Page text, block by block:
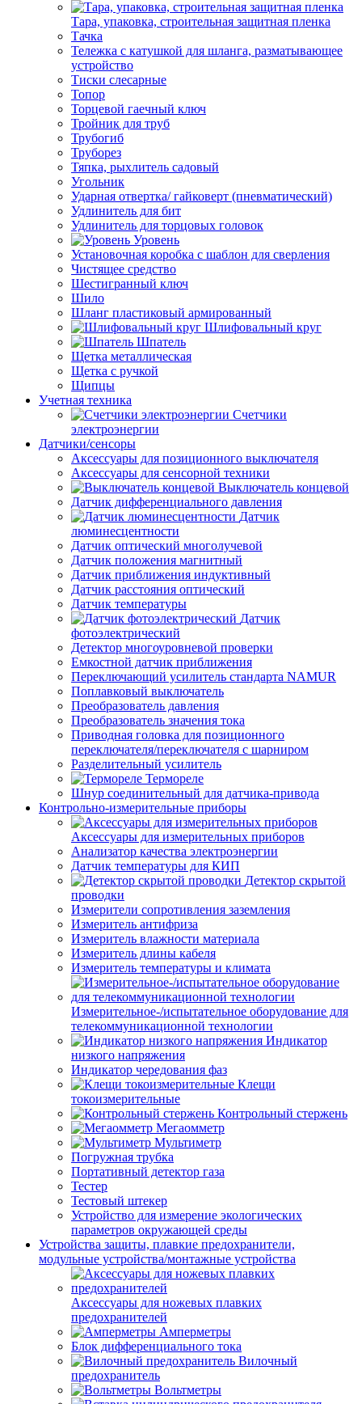
Тара, упаковка, строительная защитная пленка
Тачка
Тележка с катушкой для шланга, разматывающее
устройство
Тиски слесарные
Топор
Торцевой гаечный ключ
Тройник для труб
Трубогиб
Труборез
Тяпка, рыхлитель садовый
Угольник
Ударная отвертка/ гайковерт (пневматический)
Удлинитель для бит
Удлинитель для торцовых головок
Уровень
Установочная коробка с шаблон для сверления
Чистящее средство
Шестигранный ключ
Шило
Шланг пластиковый армированный
Шлифовальный круг
Шпатель
Щетка металлическая
Щетка с ручкой
Щипцы
Учетная техника
Счетчики
электроэнергии
Датчики/сенсоры
Аксессуары для позиционного выключателя
Аксессуары для сенсорной техники
Выключатель концевой
Датчик дифференциального давления
Датчик
люминесцентности
Датчик оптический многолучевой
Датчик положения магнитный
Датчик приближения индуктивный
Датчик расстояния оптический
Датчик температуры
Датчик
фотоэлектрический
Детектор многоуровневой проверки
Емкостной датчик приближения
Переключающий усилитель стандарта NAMUR
Поплавковый выключатель
Преобразователь давления
Преобразователь значения тока
Приводная головка для позиционного
переключателя/переключателя с шарниром
Разделительный усилитель
Термореле
Шнур соединительный для датчика-привода
Контрольно-измерительные приборы
Аксессуары для измерительных приборов
Анализатор качества электроэнергии
Датчик температуры для КИП
Детектор скрытой
проводки
Измерители сопротивления заземления
Измеритель антифриза
Измеритель влажности материала
Измеритель длины кабеля
Измеритель температуры и климата
Измерительное-/испытательное оборудование для
телекоммуникационной технологии
Индикатор
низкого напряжения
Индикатор чередования фаз
Клещи
токоизмерительные
Контрольный стержень
Мегаомметр
Мультиметр
Погружная трубка
Портативный детектор газа
Тестер
Тестовый штекер
Устройство для измерение экологических
параметров окружающей среды
Устройства защиты, плавкие предохранители,
модульные устройства/монтажные устройства
Аксессуары для ножевых плавких
предохранителей
Амперметры
Блок дифференциального тока
Вилочный
предохранитель
Вольтметры